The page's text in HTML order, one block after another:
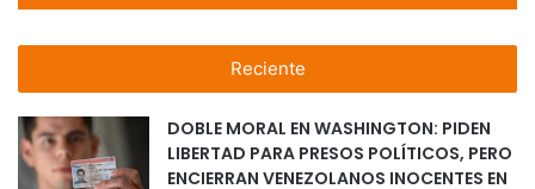
Reciente
DOBLE MORAL EN WASHINGTON: PIDEN
LIBERTAD PARA PRESOS POLÍTICOS, PERO
ENCIERRAN VENEZOLANOS INOCENTES EN